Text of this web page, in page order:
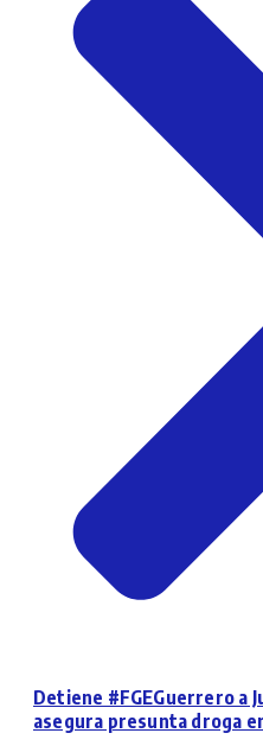
Detiene #FGEGuerrero a
asegura presunta droga